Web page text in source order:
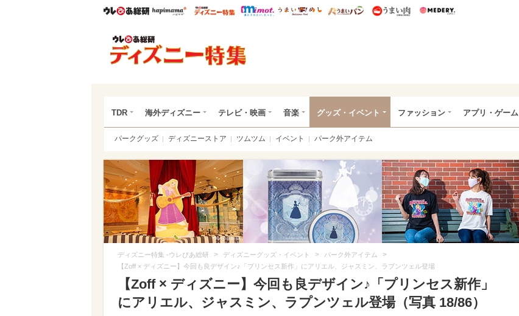
ウレぴあ総研ハピママ* ウレぴあ総研 ディズニー特集
mimot. うまいめし うまいパン うまい肉
TDR 海外ディズニー テレビ・映画 音楽 グッズ・イベント ファッション アプリ・ゲーム
パークグッズ ディズニーストア ツムツム イベント パーク外アイテム
ディズニー特集 -ウレぴあ総研 > ディズニーグッズ・イベント > パーク外アイテム >
【Zoff × ディズニー】今回も良デザイン♪「プリンセス新作」にアリエル、ジャスミン、ラプンツェル登場
【Zoff × ディズニー】今回も良デザイン♪「プリンセス新作」
にアリエル、ジャスミン、ラプンツェル登場（写真 18/86）